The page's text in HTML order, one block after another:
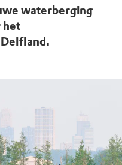
waterberging
het